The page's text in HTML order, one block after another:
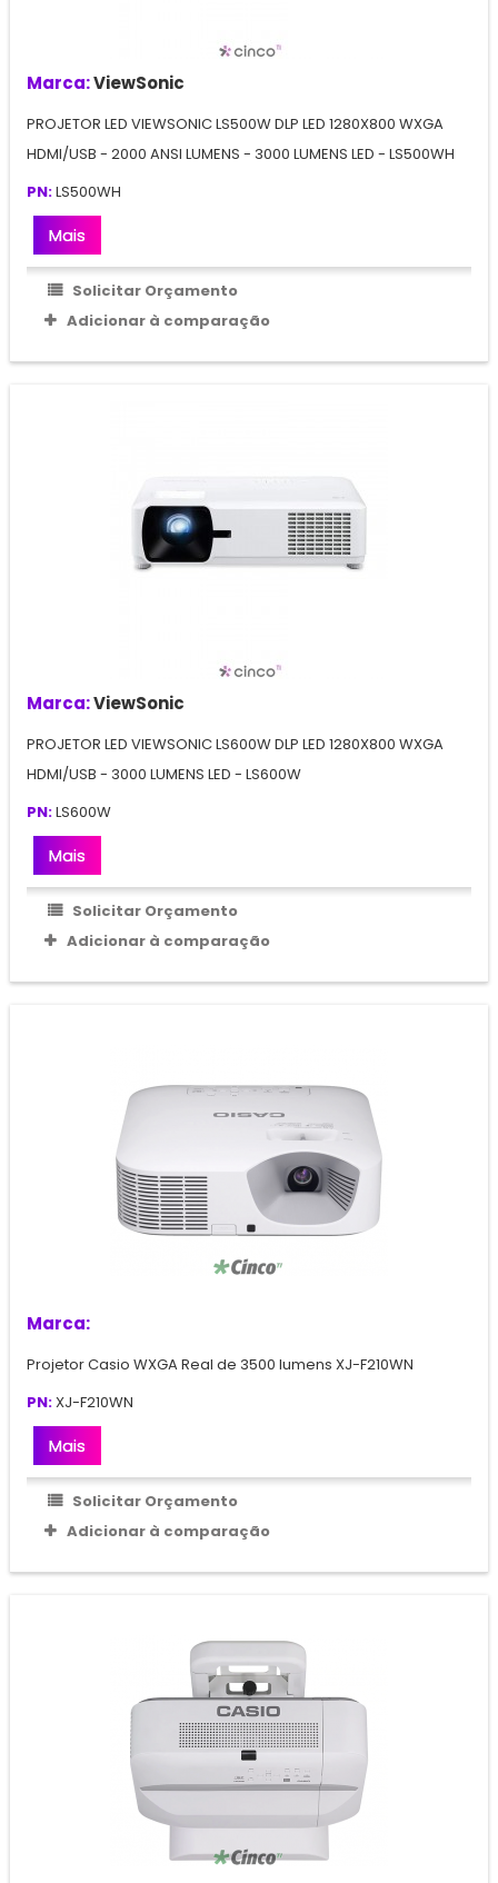
Marca:ViewSonic
PROJETOR LED VIEWSONIC LS500W DLP LED 1280X800 WXGA
HDMI/USB - 2000 ANSI LUMENS - 3000 LUMENS LED - LS500WH
PN:LS500WH
Mais
Solicitar Orçamento
Adicionar à comparação
Marca:ViewSonic
PROJETOR LED VIEWSONIC LS600W DLP LED 1280X800 WXGA
HDMI/USB - 3000 LUMENS LED - LS600W
PN:LS600W
Mais
Solicitar Orçamento
Adicionar à comparação
Marca:
Projetor Casio WXGA Real de 3500 lumens XJ-F210WN
PN:XJ-F210WN
Mais
Solicitar Orçamento
Adicionar à comparação